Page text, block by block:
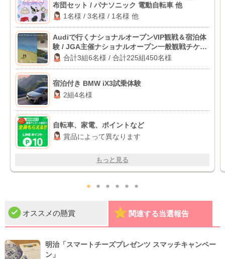
布団セット / パナソニック 電動自転車 他
1名様 / 3名様 / 1名様 他
Audiで行くナショナルオープンVIP観戦＆宿泊体
験 / JGA主催ナショナルオープン一般観戦チケッ
ト 合計3組6名様 / 合計225組450名様
宿泊付き BMW iX3試乗体験
2組4名様
自転車、家電、ポイントなど
賞品によって異なります
もっと見る
● ● ● ● ● ●
オススメの懸賞 関連する当選報告
明治「スマートチーズプレゼンツ スマッチキャンペー
ン」